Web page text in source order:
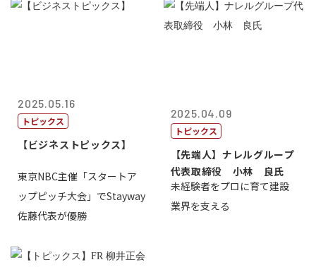
2025.05.16
トピックス
【ビジネストピックス】
東京NBC主催「スタートア
ップピッチ大会」でStayway
佐藤代表が優勝
2025.04.09
トピックス
【先端人】ナレルグループ
代表取締役 小林 良氏
未経験者をプロに育て建設
業界を支える